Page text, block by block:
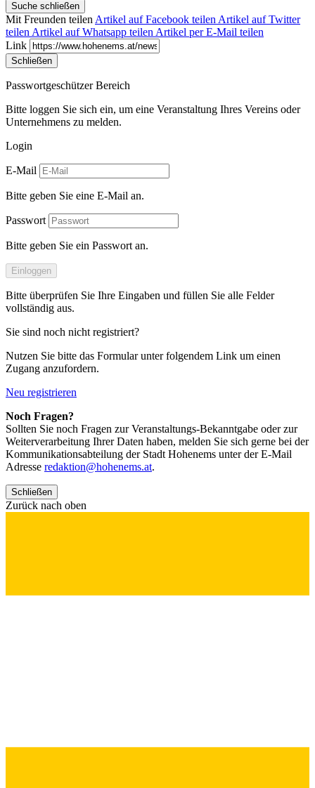
Suche schließen
Mit Freunden teilen Artikel auf Facebook teilen Artikel auf Twitter
teilen Artikel auf Whatsapp teilen Artikel per E-Mail teilen
Link
Schließen
Passwortgeschützer Bereich
Bitte loggen Sie sich ein, um eine Veranstaltung Ihres Vereins oder
Unternehmens zu melden.
Login
E-Mail
Bitte geben Sie eine E-Mail an.
Passwort
Bitte geben Sie ein Passwort an.
Einloggen
Bitte überprüfen Sie Ihre Eingaben und füllen Sie alle Felder
vollständig aus.
Sie sind noch nicht registriert?
Nutzen Sie bitte das Formular unter folgendem Link um einen
Zugang anzufordern.
Neu registrieren
Noch Fragen?
Sollten Sie noch Fragen zur Veranstaltungs-Bekanntgabe oder zur
Weiterverarbeitung Ihrer Daten haben, melden Sie sich gerne bei der
Kommunikationsabteilung der Stadt Hohenems unter der E-Mail
Adresse redaktion@hohenems.at.
Schließen
Zurück nach oben